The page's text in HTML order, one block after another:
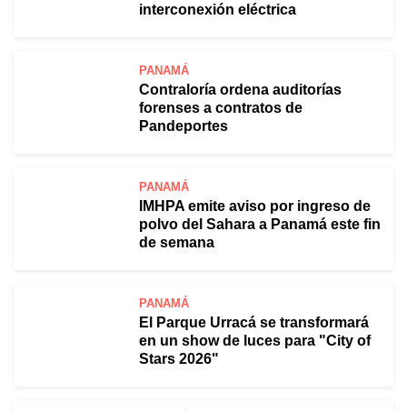
interconexión eléctrica
PANAMÁ
Contraloría ordena auditorías
forenses a contratos de
Pandeportes
PANAMÁ
IMHPA emite aviso por ingreso de
polvo del Sahara a Panamá este fin
de semana
PANAMÁ
El Parque Urracá se transformará
en un show de luces para "City of
Stars 2026"